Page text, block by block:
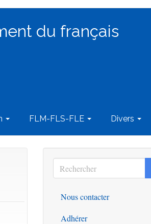
du français
FLM-FLS-FLE Divers
Rechercher
Rechercher
Outils
Nous contacter
Adhérer